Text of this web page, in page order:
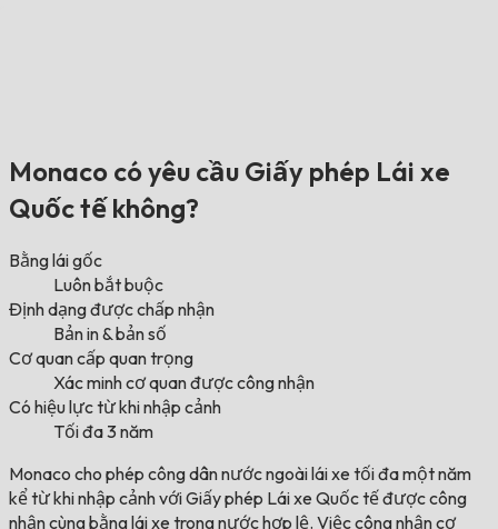
Monaco có yêu cầu Giấy phép Lái xe
Quốc tế không?
Bằng lái gốc
Luôn bắt buộc
Định dạng được chấp nhận
Bản in & bản số
Cơ quan cấp quan trọng
Xác minh cơ quan được công nhận
Có hiệu lực từ khi nhập cảnh
Tối đa 3 năm
Monaco cho phép công dân nước ngoài lái xe tối đa một năm
kể từ khi nhập cảnh với Giấy phép Lái xe Quốc tế được công
nhận cùng bằng lái xe trong nước hợp lệ. Việc công nhận cơ